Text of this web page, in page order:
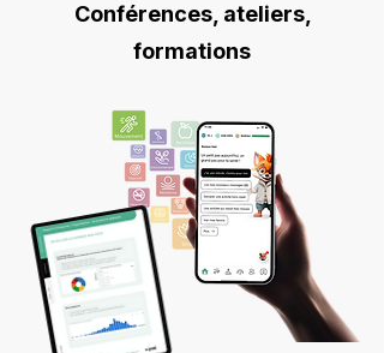
Conférences, ateliers,
formations